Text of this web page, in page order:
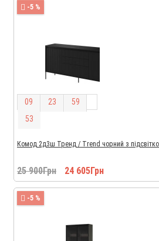
-5 %
09 23 59
52
Комод 2д3ш Тренд / Trend чорний з
25 900Грн 24 605Грн
-5 %